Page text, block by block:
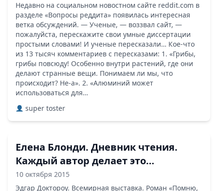
Недавно на социальном новостном сайте reddit.com в
разделе «Вопросы реддита» появилась интересная
ветка обсуждений. — Ученые, — воззвал сайт, —
пожалуйста, перескажите свои умные диссертации
простыми словами! И ученые пересказали… Кое-что
из 13 тысяч комментариев с пересказами: 1. «Грибы,
грибы повсюду! Особенно внутри растений, где они
делают странные вещи. Понимаем ли мы, что
происходит? Не-а». 2. «Алюминий может
использоваться для…
super toster
Елена Блонди. Дневник чтения.
Каждый автор делает это…
10 октября 2015
Эдгар Доктороу. Всемирная выставка. Роман «Помню,